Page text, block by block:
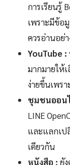
การเรียนรู้
เพราะมีข้อ
ควรอ่านอย่
YouTube :
มากมายให้
ง่ายขึ้นเพร
ชุมชนออน
LINE
และแลกเป
เดียวกัน
หนังสือ : ยั